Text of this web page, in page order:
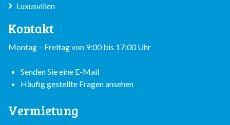
Luxusvillen
Kontakt
Montag – Freitag von 9:00 bis 17:00 Uhr
Senden Sie eine E-Mail
Häufig gestellte Fragen ansehen
Vermietung